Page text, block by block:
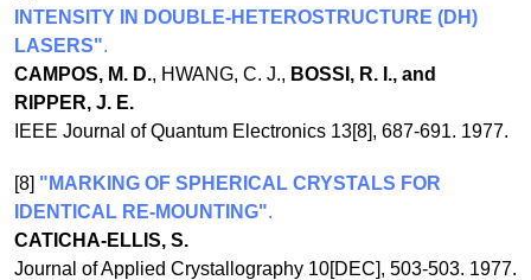
INTENSITY IN DOUBLE-HETEROSTRUCTURE (DH)
LASERS".
CAMPOS, M. D., HWANG, C. J., BOSSI, R. I., and
RIPPER, J. E.
IEEE Journal of Quantum Electronics 13[8], 687-691. 1977.
[8] "MARKING OF SPHERICAL CRYSTALS FOR
IDENTICAL RE-MOUNTING".
CATICHA-ELLIS, S.
Journal of Applied Crystallography 10[DEC], 503-503. 1977.